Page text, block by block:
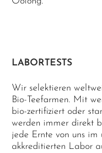
LABORTESTS
Wir selektieren
Bio-Teefarmen. Mit
bio-zertifiziert oder
werden immer direkt
jede Ernte von uns im
akkreditierten Labor